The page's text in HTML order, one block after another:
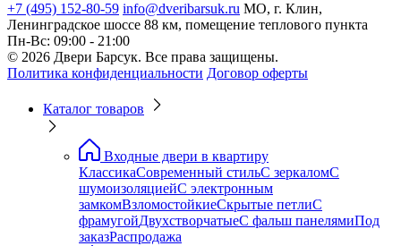
+7 (495) 152-80-59 info@dveribarsuk.ru МО, г. Клин,
Ленинградское шоссе 88 км, помещение теплового пункта
Пн-Вс: 09:00 - 21:00
© 2026 Двери Барсук. Все права защищены.
Политика конфиденциальности Договор оферты
Каталог товаров
Входные двери в квартиру
КлассикаСовременный стильС зеркаломС
шумоизоляциейС электронным
замкомВзломостойкиеСкрытые петлиС
фрамугойДвухстворчатыеС фальш панелямиПод
заказРаспродажа